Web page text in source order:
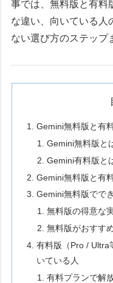
事では、無料版と有料
な違い、向いている人
ない選び方のステップ
Gemini無料版と有
Gemini無料版と
Gemini有料版と
Gemini無料版と有
Gemini無料版でで
無料版の得意な
無料版がおすす
有料版（Pro / Ultra
いている人
有料プランで解